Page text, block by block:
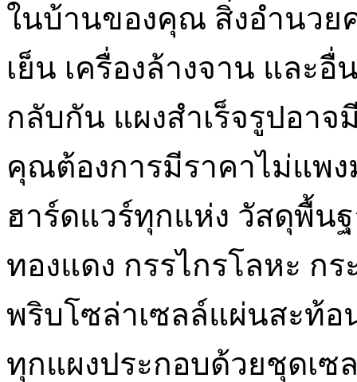
ในบ้านของคุณ สิ่งอำนวย
เย็น เครื่องล้างจาน และ
กลับกัน แผงสำเร็จรูปอาจ
คุณต้องการมีราคาไม่แพ
ฮาร์ดแวร์ทุกแห่ง วัสดุพื้น
ทองแดง กรรไกรโลหะ ก
พริบโซล่าเซลล์แผ่นสะท้อ
ทุกแผงประกอบด้วยชุดเซ